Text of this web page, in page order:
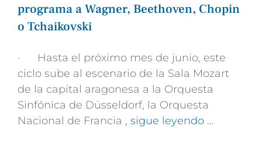
programa a Wagner, Beethoven, Chopin
o Tchaikovski
· Hasta el próximo mes de junio, este
ciclo sube al escenario de la Sala Mozart
de la capital aragonesa a la Orquesta
Sinfónica de Düsseldorf, la Orquesta
Nacional de Francia , sigue leyendo …